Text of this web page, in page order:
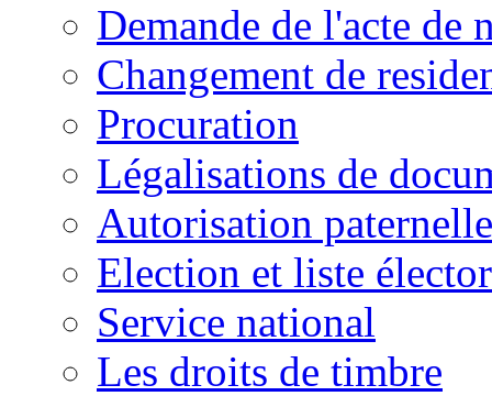
Demande de l'acte de
Changement de
Procuration
Légalisations de
Autorisation paternelle
Election et liste
Service national
Les droits de timbre